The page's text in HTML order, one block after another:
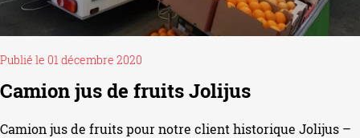
Publié le 01 décembre 2020
Camion jus de fruits Jolijus
Camion jus de fruits pour notre client historique Jolijus –